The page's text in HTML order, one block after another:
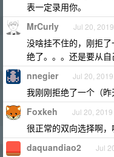
表一定录用你。
MrCurly Jul 20, 2019
没啥挂不住的，刚拒
绝了。。。还是要从
nnegier Jul 20,
我刚刚拒绝了一个（昨
Foxkeh Jul 20,
很正常的双向选择啊
daquandiao2 Jul